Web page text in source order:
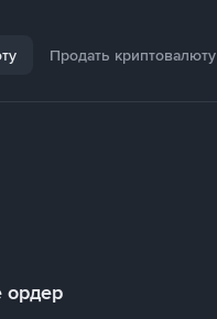
Продать криптовалюту
ордер